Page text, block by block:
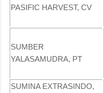
PASIFIC HARVEST, CV
SUMBER
YALASAMUDRA, PT
SUMINA EXTRASINDO,